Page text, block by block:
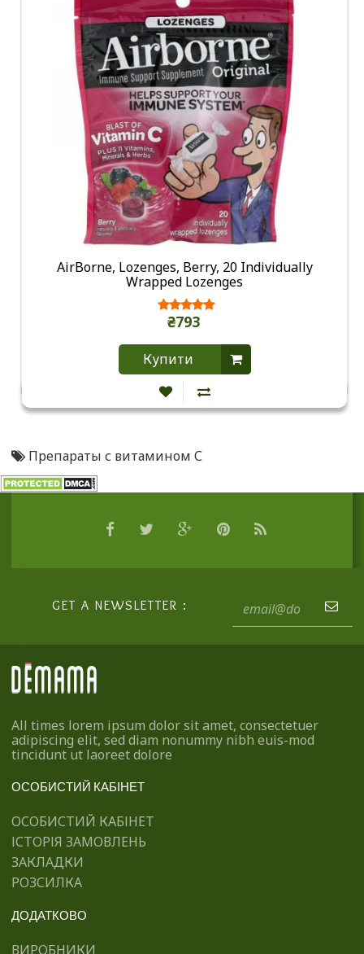
AirBorne, Lozenges, Berry, 20 Individually
Wrapped Lozenges
₴793
Купити
Препараты с витамином С
GET A NEWSLETTER :
All times lorem ipsum dolor sit amet, consectetuer
adipiscing elit, sed diam nonummy nibh euis-mod
tincidunt ut laoreet dolore
ОСОБИСТИЙ КАБІНЕТ
ОСОБИСТИЙ КАБІНЕТ
ІСТОРІЯ ЗАМОВЛЕНЬ
ЗАКЛАДКИ
РОЗСИЛКА
ДОДАТКОВО
ВИРОБНИКИ